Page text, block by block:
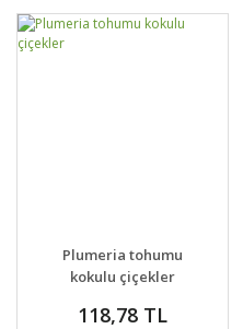
DETAYLAR
VER
Plumeria tohumu
kokulu çiçekler
118,78 TL